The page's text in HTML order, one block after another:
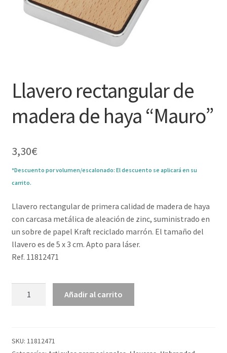
Llavero rectangular de
madera de haya “Mauro”
3,30€
*Descuento por volumen/escalonado: El descuento se aplicará en su
carrito.
Llavero rectangular de primera calidad de madera de haya
con carcasa metálica de aleación de zinc, suministrado en
un sobre de papel Kraft reciclado marrón. El tamaño del
llavero es de 5 x 3 cm. Apto para láser.
Ref. 11812471
de
Añadir al carrito
SKU: 11812471